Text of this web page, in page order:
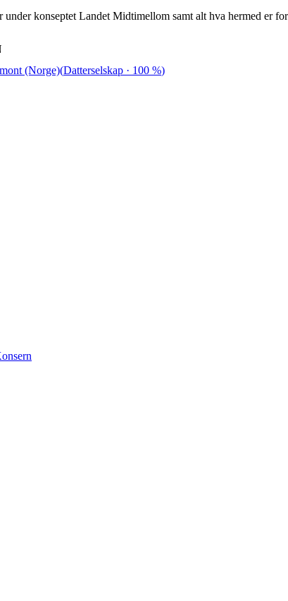
konseptet Landet Midtimellom samt alt hva hermed er
(Norge)(Datterselskap · 100 %)